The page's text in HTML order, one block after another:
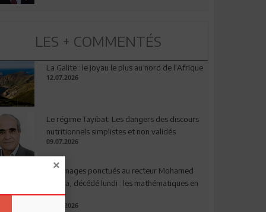
LES + COMMENTÉS
La Galite : le joyau le plus au nord de l'Afrique
12.07.2026
Le régime Tayibat: Les dangers des discours
nutritionnels simplistes et non validés
09.07.2026
Hommages ponctués au recteur Mohamed
Amara, décédé lundi : les mathématiques en
deuil
03.08.2026